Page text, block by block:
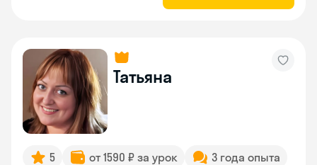
Татьяна
5 от 1590 ₽ за урок
3 года опыта